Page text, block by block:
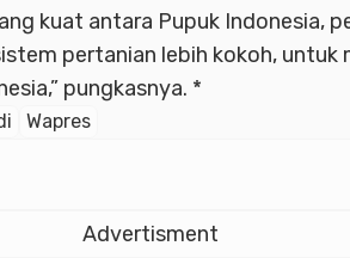
kuat antara Pupuk Indonesia,
pertanian lebih kokoh, untuk
pungkasnya. *
Wapres
Advertisment